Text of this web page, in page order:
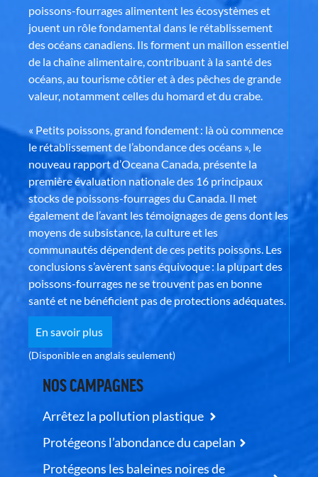
poissons-fourrages alimentent les écosystèmes et
jouent un rôle fondamental dans le rétablissement
des océans canadiens. Ils forment un maillon essentiel
de la chaîne alimentaire, contribuant à la santé des
océans, au tourisme côtier et à des pêches de grande
valeur, notamment celles du homard et du crabe.
« Petits poissons, grand fondement : là où commence
le rétablissement de l’abondance des océans », le
nouveau rapport d’Oceana Canada, présente la
première évaluation nationale des 16 principaux
stocks de poissons-fourrages du Canada. Il met
également de l’avant les témoignages de gens dont les
moyens de subsistance, la culture et les
communautés dépendent de ces petits poissons. Les
conclusions s’avèrent sans équivoque : la plupart des
poissons-fourrages ne se trouvent pas en bonne
santé et ne bénéficient pas de protections adéquates.
En savoir plus
(Disponible en anglais seulement)
NOS CAMPAGNES
Arrêtez la pollution plastique
Protégeons l’abondance du capelan
Protégeons les baleines noires de